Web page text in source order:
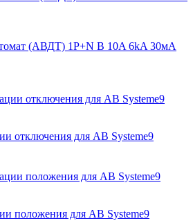
(АВДТ) 1P+N B 10A 6kA 30мА
отключения для АВ Systeme9
положения для АВ Systeme9